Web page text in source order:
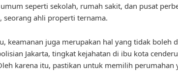
seperti sekolah, rumah sakit, dan pusat
seorang ahli properti ternama.
keamanan juga merupakan hal yang tidak boleh
Jakarta, tingkat kejahatan di ibu kota
karena itu, pastikan untuk memilih perumahan